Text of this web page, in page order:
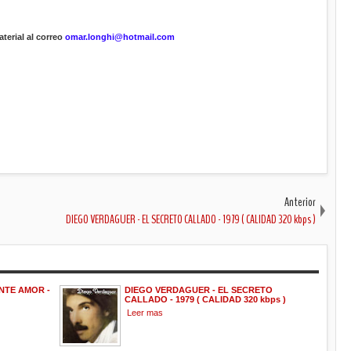
al correo omar.longhi@hotmail.com
Anterior
DIEGO VERDAGUER - EL SECRETO CALLADO - 1979 ( CALIDAD 320 kbps )
AMOR -
DIEGO VERDAGUER - EL SECRETO
CALLADO - 1979 ( CALIDAD 320 kbps )
Leer mas